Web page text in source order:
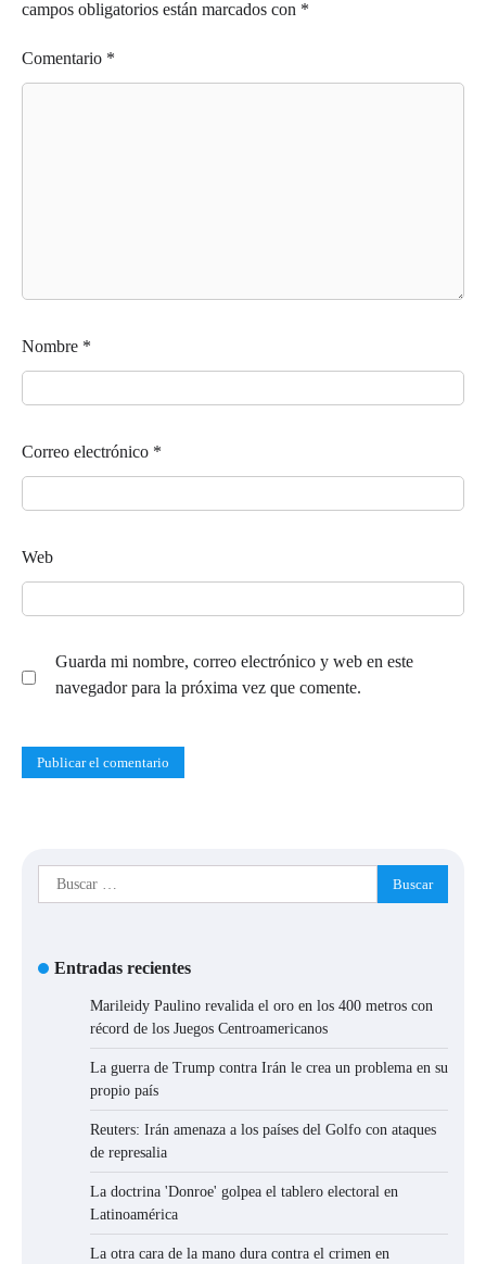
campos obligatorios están marcados con *
Comentario *
Nombre *
Correo electrónico *
Web
Guarda mi nombre, correo electrónico y web en este
navegador para la próxima vez que comente.
Buscar:
Entradas recientes
Marileidy Paulino revalida el oro en los 400 metros con
récord de los Juegos Centroamericanos
La guerra de Trump contra Irán le crea un problema en su
propio país
Reuters: Irán amenaza a los países del Golfo con ataques
de represalia
La doctrina 'Donroe' golpea el tablero electoral en
Latinoamérica
La otra cara de la mano dura contra el crimen en